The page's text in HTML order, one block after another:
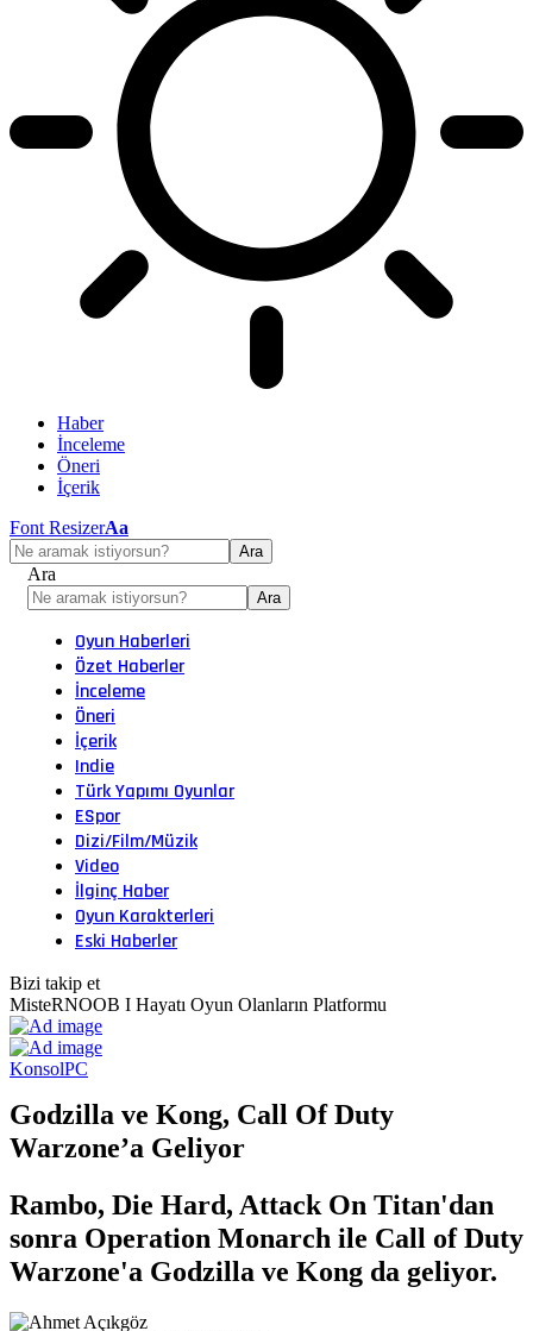
Haber
İnceleme
Öneri
İçerik
Font ResizerAa
Ara
Oyun Haberleri
Özet Haberler
İnceleme
Öneri
İçerik
Indie
Türk Yapımı Oyunlar
ESpor
Dizi/Film/Müzik
Video
İlginç Haber
Oyun Karakterleri
Eski Haberler
Bizi takip et
MisteRNOOB I Hayatı Oyun Olanların Platformu
KonsolPC
Godzilla ve Kong, Call Of Duty
Warzone’a Geliyor
Rambo, Die Hard, Attack On Titan'dan
sonra Operation Monarch ile Call of Duty
Warzone'a Godzilla ve Kong da geliyor.